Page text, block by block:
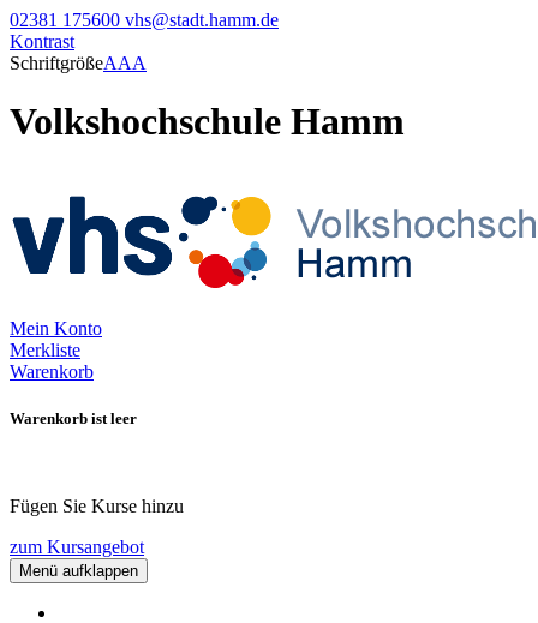
02381 175600 vhs@stadt.hamm.de
Kontrast
SchriftgrößeAAA
Volkshochschule Hamm
Mein Konto
Merkliste
Warenkorb
Warenkorb ist leer
Fügen Sie Kurse hinzu
zum Kursangebot
Menü aufklappen